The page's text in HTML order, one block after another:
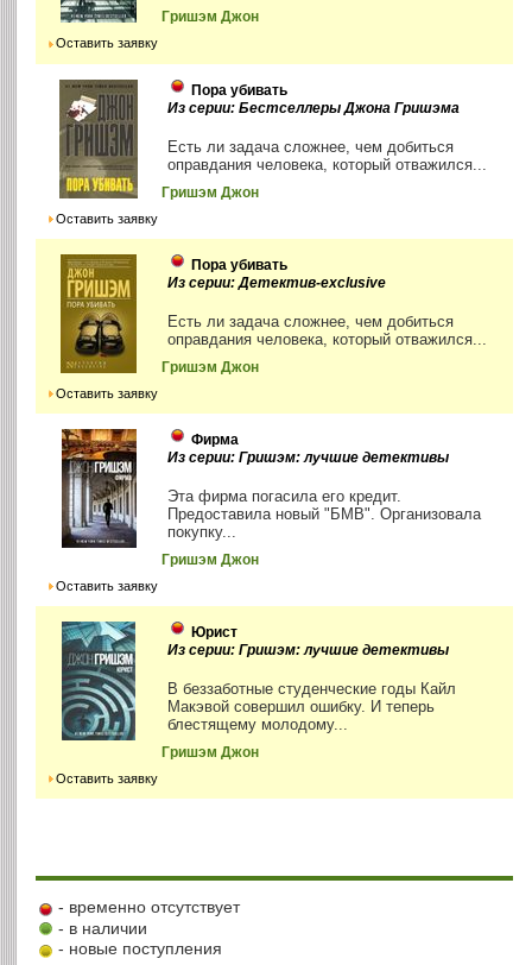
Гришэм Джон
Оставить заявку
Пора убивать
Из серии: Бестселлеры Джона Гришэма
Есть ли задача сложнее, чем добиться
оправдания человека, который отважился...
Гришэм Джон
Оставить заявку
Пора убивать
Из серии: Детектив-exclusive
Есть ли задача сложнее, чем добиться
оправдания человека, который отважился...
Гришэм Джон
Оставить заявку
Фирма
Из серии: Гришэм: лучшие детективы
Эта фирма погасила его кредит.
Предоставила новый "БМВ". Организовала
покупку...
Гришэм Джон
Оставить заявку
Юрист
Из серии: Гришэм: лучшие детективы
В беззаботные студенческие годы Кайл
Макэвой совершил ошибку. И теперь
блестящему молодому...
Гришэм Джон
Оставить заявку
- временно отсутствует
- в наличии
- новые поступления